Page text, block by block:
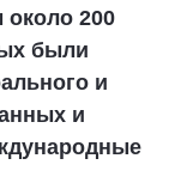
200
были
и
и